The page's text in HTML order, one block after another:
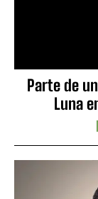
Parte de
Luna